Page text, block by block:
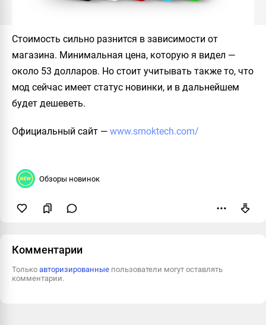
Стоимость сильно разнится в зависимости от
магазина. Минимальная цена, которую я видел —
около 53 долларов. Но стоит учитывать также то, что
мод сейчас имеет статус новинки, и в дальнейшем
будет дешеветь.
Официальный сайт — www.smoktech.com/
Обзоры новинок
Комментарии
Только авторизированные пользователи могут оставлять
комментарии.